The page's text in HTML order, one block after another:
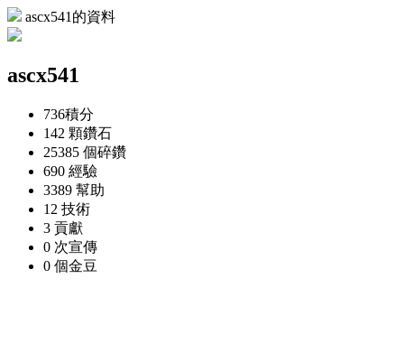
ascx541的資料
ascx541
736積分
142 顆鑽石
25385 個碎鑽
690 經驗
3389 幫助
12 技術
3 貢獻
0 次宣傳
0 個金豆